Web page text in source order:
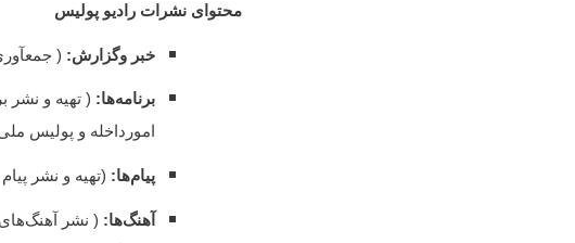
محتوای نشرات رادیو پولیس
خبر وگزارش: (
برنامه‌ها: ( تهیه و
امورداخله و پولیس
پیام‌ها: (تهیه و نشر
آهنگ‌ها: ( نشر